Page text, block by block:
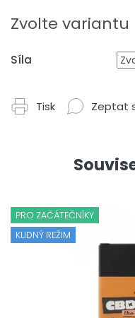
cena:
Zvolte variantu
Síla
Tisk Zeptat
PRO ZAČÁTEČNÍKY
KLIDNÝ REŽIM